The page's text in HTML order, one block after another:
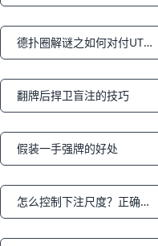
Notifications 德扑圈解谜之如何对付UTG溜入——跟注玩家？
Notifications
翻牌后捍卫盲注的技巧
Notifications
假装一手强牌的好处
Notifications 怎么控制下注尺度？正确的下注尺度是什么？